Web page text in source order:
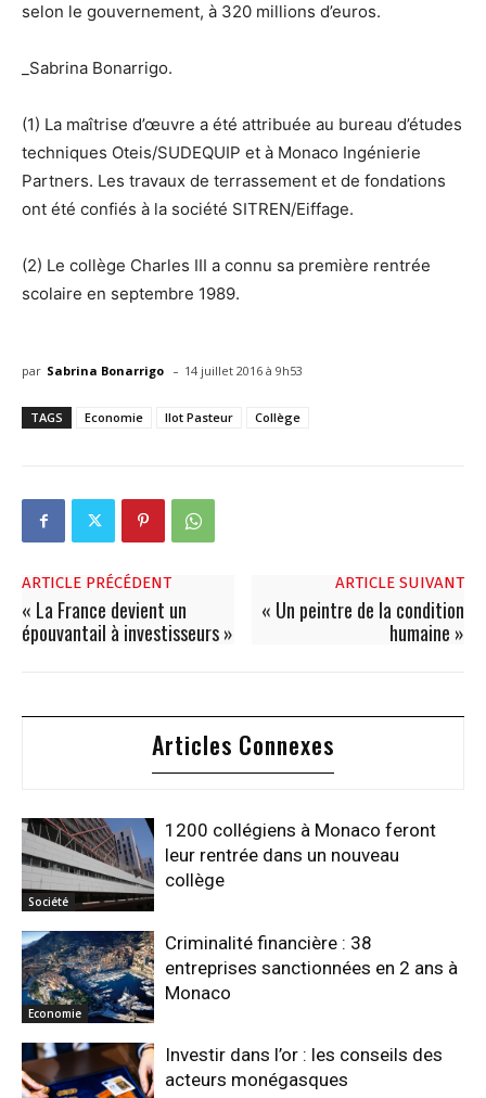
selon le gouvernement, à 320 millions d’euros.
_Sabrina Bonarrigo.
(1) La maîtrise d’œuvre a été attribuée au bureau d’études
techniques Oteis/SUDEQUIP et à Monaco Ingénierie
Partners. Les travaux de terrassement et de fondations
ont été confiés à la société SITREN/Eiffage.
(2) Le collège Charles III a connu sa première rentrée
scolaire en septembre 1989.
par Sabrina Bonarrigo - 14 juillet 2016 à 9h53
TAGS Economie Ilot Pasteur Collège
ARTICLE PRÉCÉDENT
« La France devient un
épouvantail à investisseurs »
ARTICLE SUIVANT
« Un peintre de la condition
humaine »
Articles Connexes
Société
1200 collégiens à Monaco feront
leur rentrée dans un nouveau
collège
Economie
Criminalité financière : 38
entreprises sanctionnées en 2 ans à
Monaco
Investir dans l’or : les conseils des
acteurs monégasques